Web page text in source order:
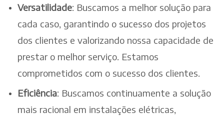
Versatilidade: Buscamos a melhor solução para
cada caso, garantindo o sucesso dos projetos
dos clientes e valorizando nossa capacidade de
prestar o melhor serviço. Estamos
comprometidos com o sucesso dos clientes.
Eficiência: Buscamos continuamente a solução
mais racional em instalações elétricas,